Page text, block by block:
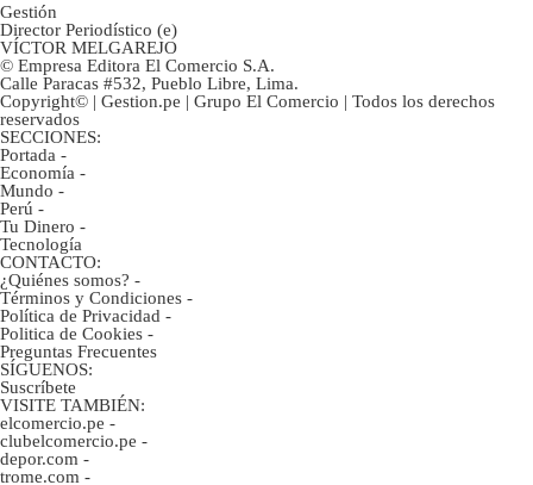
Gestión
Director Periodístico (e)
VÍCTOR MELGAREJO
© Empresa Editora El Comercio S.A.
Calle Paracas #532, Pueblo Libre, Lima.
Copyright© | Gestion.pe | Grupo El Comercio | Todos los derechos
reservados
SECCIONES:
Portada -
Economía -
Mundo -
Perú -
Tu Dinero -
Tecnología
CONTACTO:
¿Quiénes somos? -
Términos y Condiciones -
Política de Privacidad -
Politica de Cookies -
Preguntas Frecuentes
SÍGUENOS:
Suscríbete
VISITE TAMBIÉN:
elcomercio.pe -
clubelcomercio.pe -
depor.com -
trome.com -